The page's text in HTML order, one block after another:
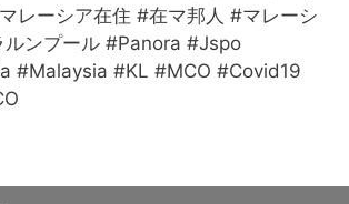
レーシア在住 #在マ邦人 #マレーシ
ルンプール #Panora #Jspo
#Malaysia #KL #MCO #Covid19